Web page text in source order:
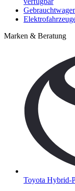
Marken & Beratung
Toyota Hybrid-